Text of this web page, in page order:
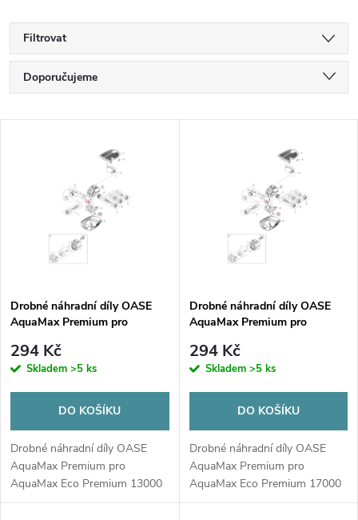
Filtrovat
Ř
a
p
r
o
d
u
Doporučujeme
Abecedně
s
p
r
d
u
Drobné náhradní díly OASE
AquaMax Premium pro
294 Kč
Skladem >5 ks
DO KOŠÍKU
Drobné náhradní díly OASE
AquaMax Premium pro
AquaMax Eco Premium 13000
Drobné náhradní díly OASE
AquaMax Premium pro
294 Kč
Skladem >5 ks
DO KOŠÍKU
Drobné náhradní díly OASE
AquaMax Premium pro
AquaMax Eco Premium 17000